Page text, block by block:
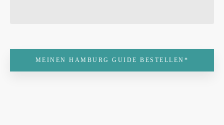
MEINEN HAMBURG GUIDE BESTELLEN*